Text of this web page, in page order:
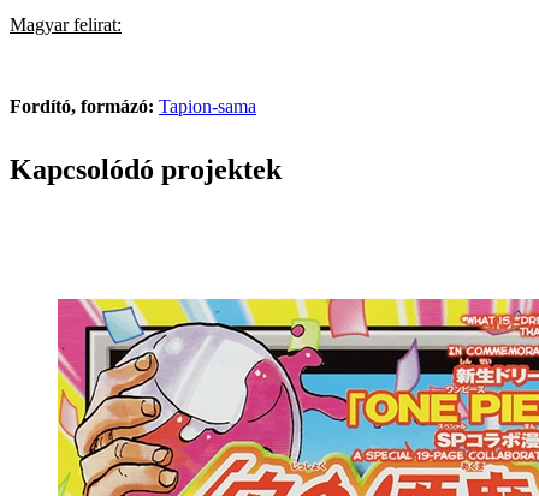
Magyar felirat:
Fordító, formázó: Tapion-sama
Kapcsolódó projektek